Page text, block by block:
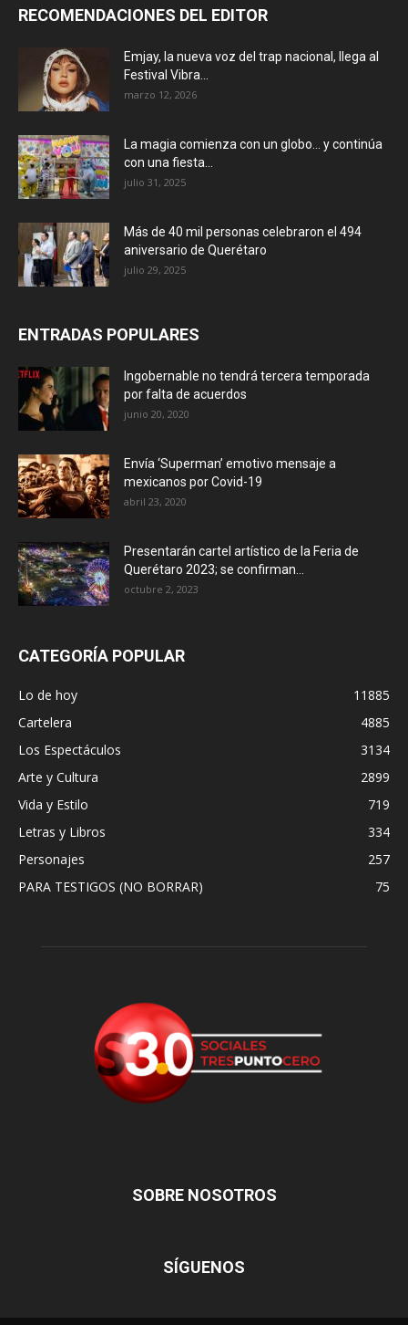
RECOMENDACIONES DEL EDITOR
Emjay, la nueva voz del trap nacional, llega al
Festival Vibra...
marzo 12, 2026
La magia comienza con un globo… y continúa
con una fiesta...
julio 31, 2025
Más de 40 mil personas celebraron el 494
aniversario de Querétaro
julio 29, 2025
ENTRADAS POPULARES
Ingobernable no tendrá tercera temporada
por falta de acuerdos
junio 20, 2020
Envía ‘Superman’ emotivo mensaje a
mexicanos por Covid-19
abril 23, 2020
Presentarán cartel artístico de la Feria de
Querétaro 2023; se confirman...
octubre 2, 2023
CATEGORÍA POPULAR
Lo de hoy
11885
Cartelera
4885
Los Espectáculos
3134
Arte y Cultura
2899
Vida y Estilo
719
Letras y Libros
334
Personajes
257
PARA TESTIGOS (NO BORRAR)
75
SOBRE NOSOTROS
SÍGUENOS